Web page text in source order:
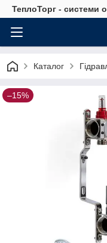
ТеплоТорг - системи
Каталог
–15%